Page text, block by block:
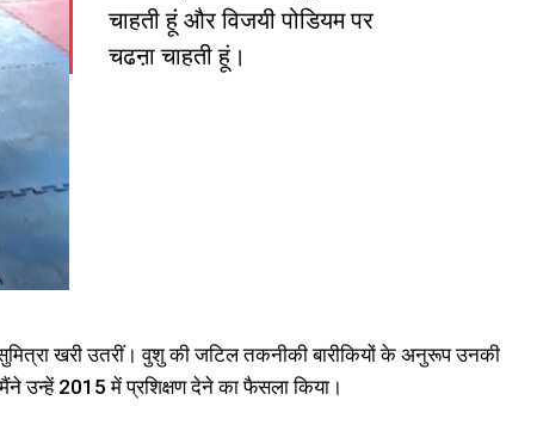
चाहती हूं और विजयी पोडियम पर
चढऩा चाहती हूं।
खरी उतरीं। वुशु की जटिल तकनीकी बारीकियों के अनुरूप उनकी
उन्हें 2015 में प्रशिक्षण देने का फैसला किया।